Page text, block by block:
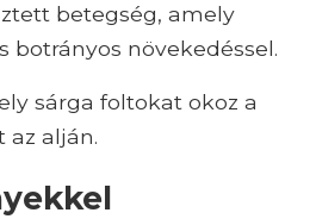
betegség, amely
botrányos növekedéssel.
sárga foltokat okoz a
az alján.